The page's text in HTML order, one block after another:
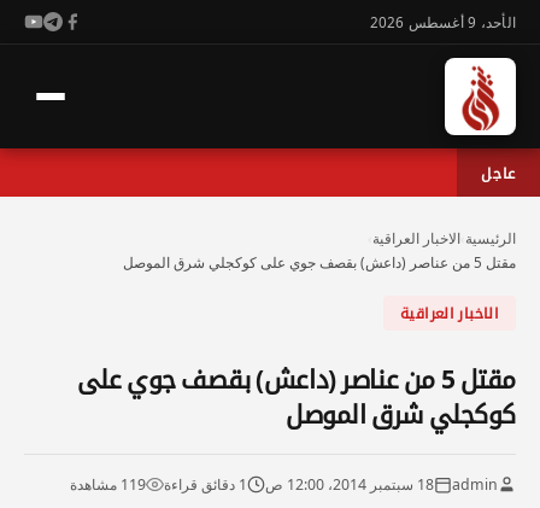
الأحد، 9 أغسطس 2026
عاجل
الرئيسية الاخبار العراقية
مقتل 5 من عناصر (داعش) بقصف جوي على كوكجلي شرق الموصل
الاخبار العراقية
مقتل 5 من عناصر (داعش) بقصف جوي على
كوكجلي شرق الموصل
admin 18 سبتمبر 2014، 12:00 ص 1 دقائق قراءة 119 مشاهدة